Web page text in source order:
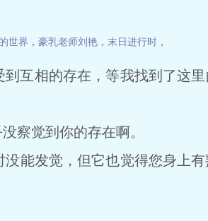
世界 ， 豪乳老师刘艳 ， 末日进行时 ，
互相的存在，等我找到了这里
觉到你的存在啊。
能发觉，但它也觉得您身上有